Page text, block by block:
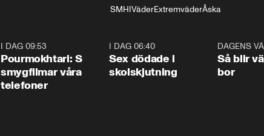
SMHIVäderExtremväderÅska
I DAG 09:53
Pourmokhtari: S
smygfilmar våra
telefoner
I DAG 06:40
Sex dödade i
skolskjutning
DAGENS
Så blir
bor